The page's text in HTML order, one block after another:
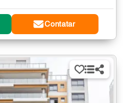
Contatar